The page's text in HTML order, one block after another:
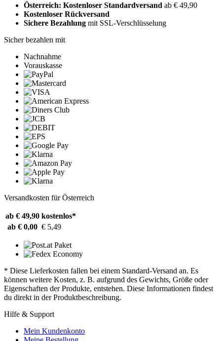
Österreich: Kostenloser Standardversand ab € 49,90
Kostenloser Rückversand
Sichere Bezahlung mit SSL-Verschlüsselung
Sicher bezahlen mit
Nachnahme
Vorauskasse
Versandkosten für Österreich
ab € 49,90 kostenlos*
ab € 0,00 € 5,49
* Diese Lieferkosten fallen bei einem Standard-Versand an. Es
können weitere Kosten, z. B. aufgrund des Gewichts, Größe oder
Eigenschaften der Produkte, entstehen. Diese Informationen findest
du direkt in der Produktbeschreibung.
Hilfe & Support
Mein Kundenkonto